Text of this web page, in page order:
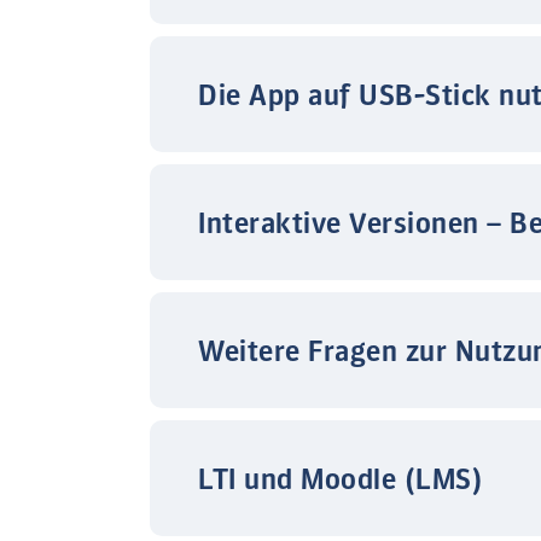
Die App auf USB-Stick
Interaktive Versionen –
Weitere Fragen zur
LTI und Moodle (LMS)